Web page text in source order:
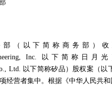
以下简称商务部）收
Inc.
以下简称日月
Ltd. 以下简称矽品）股权案（以
经营者集中。根据《中华人民共